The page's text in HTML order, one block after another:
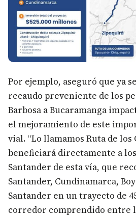
Por ejemplo, aseguró que ya
recaudo preveniente de los
Barbosa a Bucaramanga
el mejoramiento de este
vial. “Lo llamamos Ruta de
beneficiará directamente a
Santander de esta vía, que
Santander, Cundinamarca,
Santander en un trayecto de
corredor comprendido entre